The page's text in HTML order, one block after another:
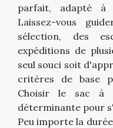
parfait, adapté à
Laissez-vous
sélection, des
expéditions de
seul souci soit
critères de base
Choisir le sac à
déterminante pour
Peu importe la